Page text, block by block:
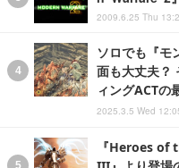
2009.6.25 Thu
ソロでも『モ
面も大丈夫？
ィングACTの
2025.3.5 Wed
『Heroes of